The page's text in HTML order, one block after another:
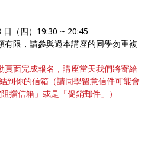
（四）19:30 ~ 20:45
有限，請參與過本講座的同學勿重複
頁面完成報名，講座當天我們將寄給
到你的信箱（請同學留意信件可能會
擋信箱」或是「促銷郵件」）